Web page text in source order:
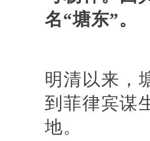
名“塘东”。
明清以来，
到菲律宾谋
地。